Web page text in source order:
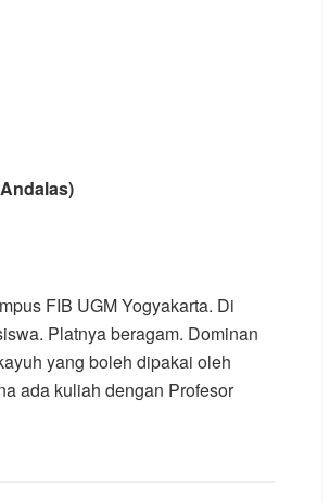
FIB UGM Yogyakarta. Di
Platnya beragam. Dominan
yang boleh dipakai oleh
ada kuliah dengan Profesor